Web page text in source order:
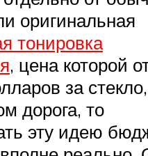
оригинальная
тонировка
, цена которой
за
дорога, то
эту идею